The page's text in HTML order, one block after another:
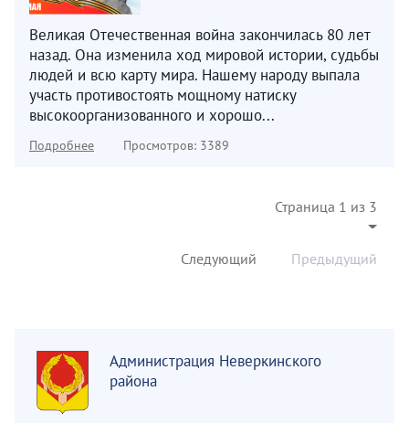
Великая Отечественная война закончилась 80 лет
назад. Она изменила ход мировой истории, судьбы
людей и всю карту мира. Нашему народу выпала
участь противостоять мощному натиску
высокоорганизованного и хорошо...
Подробнее Просмотров: 3389
Страница 1 из 3
Предыдущий
Следующий
Администрация Неверкинского
района